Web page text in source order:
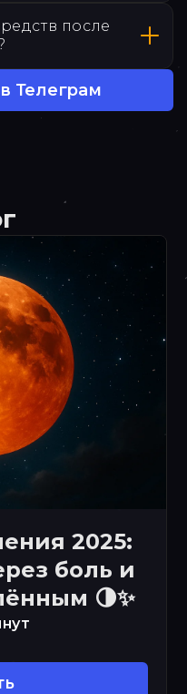
после
Телеграм
2025:
боль и
🌗✨